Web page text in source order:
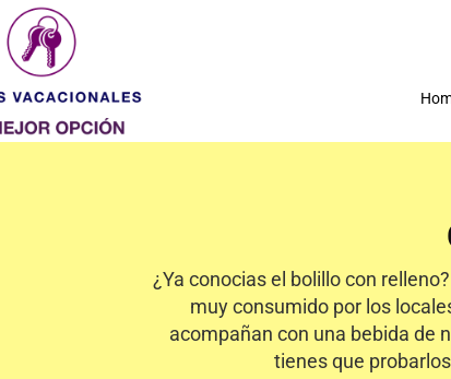
¿Ya conocias el bolillo con
muy consumido por los
acompañan con una bebida de
tienes que